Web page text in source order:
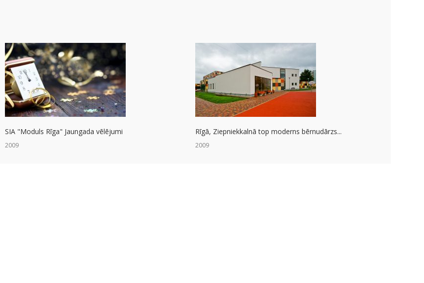
SIA "Moduls Rīga" Jaungada vēlējumi
2009
Rīgā, Ziepniekkalnā top moderns bērnudārzs...
2009